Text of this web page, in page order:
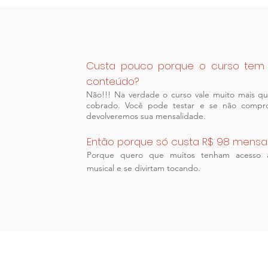
Custa pouco porque o curso
conteúdo?
Não!!! Na verdade o curso vale muito mais
cobrado. Você pode testar e se não
devolveremos sua mensalidade.
Então porque só custa R$ 98
Porque quero que muitos tenham acesso
musical e se divirtam tocando.